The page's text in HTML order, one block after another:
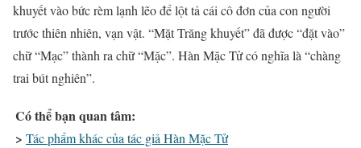
khuyết vào bức rèm lạnh lẽo để lột tả cái cô đơn của con người
trước thiên nhiên, vạn vật. “Mặt Trăng khuyết” đã được “đặt vào”
chữ “Mạc” thành ra chữ “Mặc”. Hàn Mặc Tử có nghĩa là “chàng
trai bút nghiên”.
Có thể bạn quan tâm:
> Tác phẩm khác của tác giả Hàn Mặc Tử